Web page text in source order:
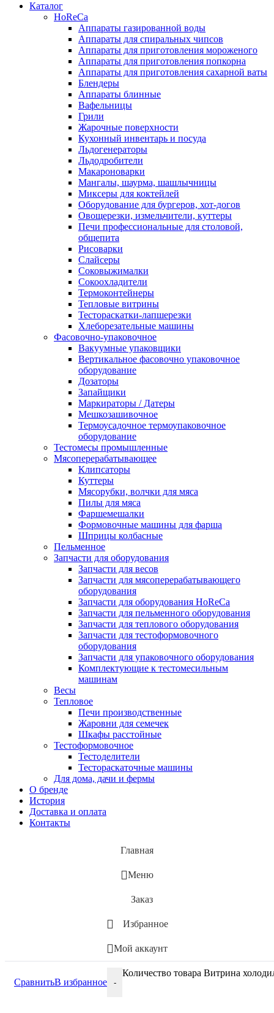
Каталог
HoReCa
Аппараты газированной воды
Аппараты для спиральных чипсов
Аппараты для приготовления мороженого
Аппараты для приготовления попкорна
Аппараты для приготовления сахарной ваты
Блендеры
Аппараты блинные
Вафельницы
Грили
Жарочные поверхности
Кухонный инвентарь и посуда
Льдогенераторы
Льдодробители
Макароноварки
Мангалы, шаурма, шашлычницы
Миксеры для коктейлей
Оборудование для бургеров, хот-догов
Овощерезки, измельчители, куттеры
Печи профессиональные для столовой,
общепита
Рисоварки
Слайсеры
Соковыжималки
Сокоохладители
Термоконтейнеры
Тепловые витрины
Тестораскатки-лапшерезки
Хлеборезательные машины
Фасовочно-упаковочное
Вакуумные упаковщики
Вертикальное фасовочно упаковочное
оборудование
Дозаторы
Запайщики
Маркираторы / Датеры
Мешкозашивочное
Термоусадочное термоупаковочное
оборудование
Тестомесы промышленные
Мясоперерабатывающее
Клипсаторы
Куттеры
Мясорубки, волчки для мяса
Пилы для мяса
Фаршемешалки
Формовочные машины для фарша
Шприцы колбасные
Пельменное
Запчасти для оборудования
Запчасти для весов
Запчасти для мясоперерабатывающего
оборудования
Запчасти для оборудования HoReCa
Запчасти для пельменного оборудования
Запчасти для теплового оборудования
Запчасти для тестоформовочного
оборудования
Запчасти для упаковочного оборудования
Комплектующие к тестомесильным
машинам
Весы
Тепловое
Печи производственные
Жаровни для семечек
Шкафы расстойные
Тестоформовочное
Тестоделители
Тестораскаточные машины
Для дома, дачи и фермы
О бренде
История
Доставка и оплата
Контакты
Главная
Меню
Заказ
Избранное
Мой аккаунт
СравнитьВ избранное -
Количество товара Витрина